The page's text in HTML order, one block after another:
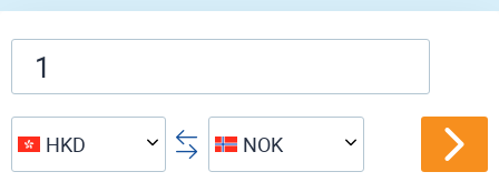
HKD NOK